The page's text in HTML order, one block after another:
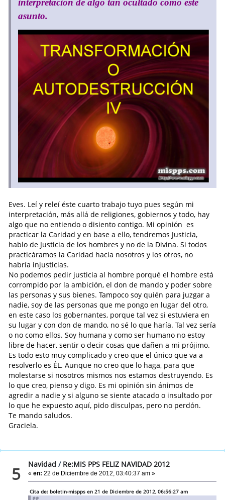
asunto.
Eves. Leí y releí éste cuarto trabajo tuyo pues según mi
interpretación, más allá de religiones, gobiernos y todo, hay
algo que no entiendo o disiento contigo. Mi opinión es
practicar la Caridad y en base a ello, tendremos Justicia,
hablo de Justicia de los hombres y no de la Divina. Si todos
practicáramos la Caridad hacia nosotros y los otros, no
habría injusticias.
No podemos pedir justicia al hombre porqué el hombre está
corrompido por la ambición, el don de mando y poder sobre
las personas y sus bienes. Tampoco soy quién para juzgar a
nadie, soy de las personas que me pongo en lugar del otro,
en este caso los gobernantes, porque tal vez si estuviera en
su lugar y con don de mando, no sé lo que haría. Tal vez sería
o no como ellos. Soy humana y como ser humano no estoy
libre de hacer, sentir o decir cosas que dañen a mi prójimo.
Es todo esto muy complicado y creo que el único que va a
resolverlo es ÉL. Aunque no creo que lo haga, para que
molestarse si nosotros mismos nos estamos destruyendo. Es
lo que creo, pienso y digo. Es mi opinión sin ánimos de
agredir a nadie y si alguno se siente atacado o insultado por
lo que he expuesto aquí, pido disculpas, pero no perdón.
Te mando saludos.
Graciela.
5 Navidad / Re:MIS PPS FELIZ NAVIDAD 2012
«en: 22 de Diciembre de 2012, 03:40:37 am »
Cita de: boletin-mispps en 21 de Diciembre de 2012, 06:56:27 am